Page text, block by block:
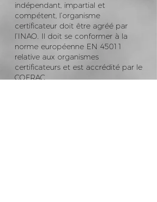
indépendant, impartial et
compétent, l’organisme
certificateur doit être agréé par
l’INAO. Il doit se conformer à la
norme européenne EN 45011
relative aux organismes
certificateurs et est accrédité par le
COFRAC.